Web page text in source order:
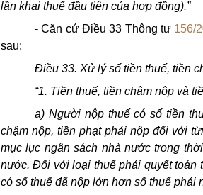
lần khai thuế đầu tiên của hợp đồng).”
- Căn cứ Điều 33 Thông tư 156/
sau:
Điều 33. Xử lý số tiền thuế, tiền
“1. Tiền thuế, tiền chậm nộp và
a) Người nộp thuế có số tiền
chậm nộp, tiền phạt phải nộp đối với
mục lục ngân sách nhà nước trong
nước. Đối với loại thuế phải quyết toán
có số thuế đã nộp lớn hơn số thuế phải